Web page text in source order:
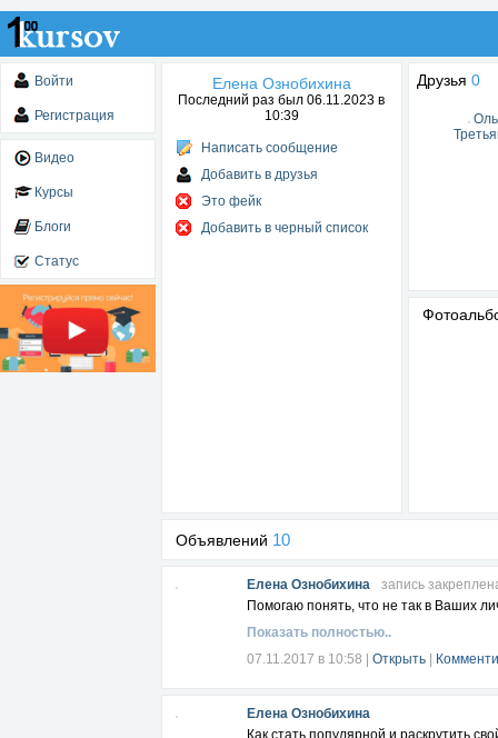
Войти
Регистрация
Видео
Курсы
Блоги
Статус
Елена Ознобихина
Последний раз был 06.11.2023 в
10:39
Написать сообщение
Добавить в друзья
Это фейк
Добавить в черный список
Друзья 0
Объявлений 10
Елена Ознобихина
запись
Помогаю понять, что не так в Ваших
Показать полностью..
07.11.2017 в 10:58
Открыть
Елена Ознобихина
Как стать популярной и раскрутить